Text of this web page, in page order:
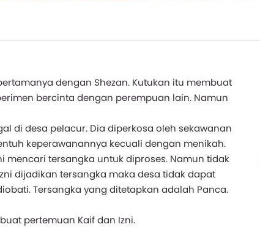
dengan Shezan. Kutukan itu membuat
bercinta dengan perempuan lain. Namun
di desa pelacur. Dia diperkosa oleh sekawanan
keperawanannya kecuali dengan menikah.
mencari tersangka untuk diproses. Namun tidak
dijadikan tersangka maka desa tidak dapat
Tersangka yang ditetapkan adalah Panca.
pertemuan Kaif dan Izni.